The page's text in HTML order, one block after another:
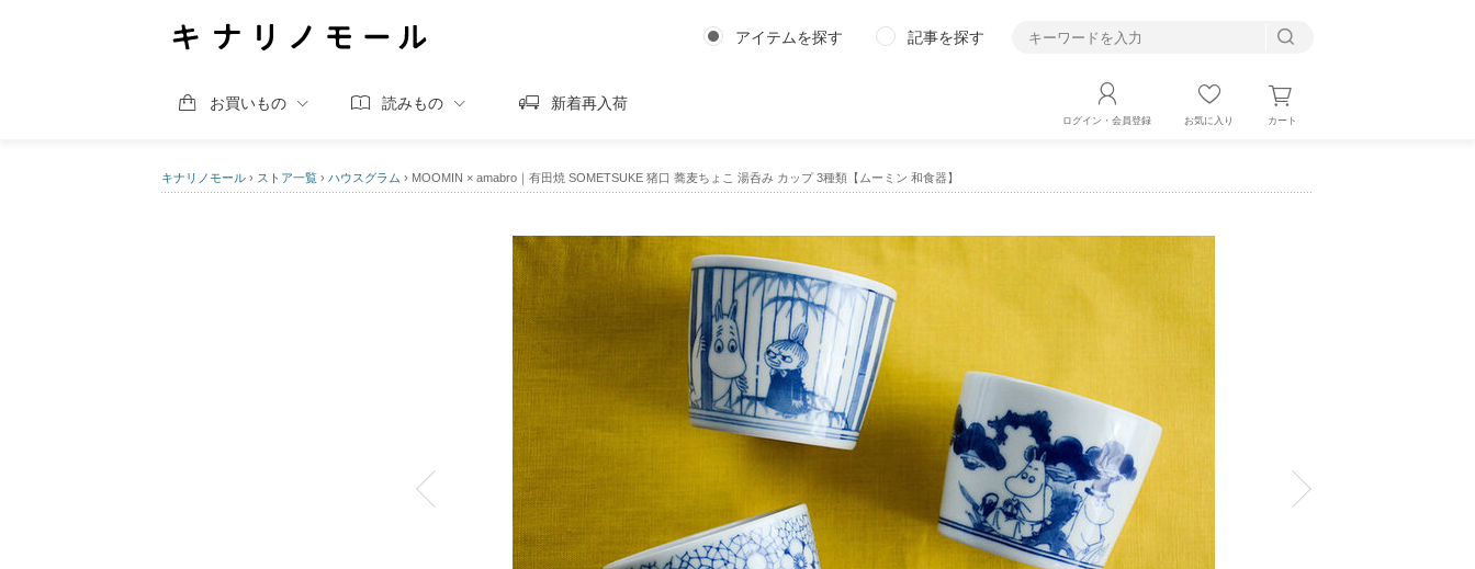
アイテムを探す 記事を探す
お買いもの 読みもの 新着再入荷
ログイン・会員登録 お気に入り カート
キナリノモール › ストア一覧 › ハウスグラム › MOOMIN × amabro｜有田焼 SOMETSUKE 猪口 蕎麦ちょこ 湯呑み カップ 3種類【ムーミン 和食器】